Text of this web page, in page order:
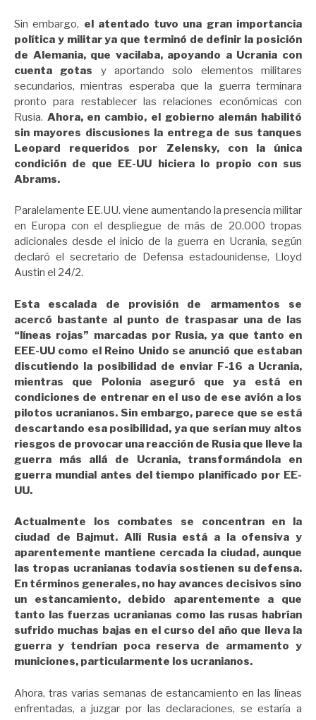
Sin embargo, el atentado tuvo una gran importancia
política y militar ya que terminó de definir la posición
de Alemania, que vacilaba, apoyando a Ucrania con
cuenta gotas y aportando solo elementos militares
secundarios, mientras esperaba que la guerra terminara
pronto para restablecer las relaciones económicas con
Rusia. Ahora, en cambio, el gobierno alemán habilitó
sin mayores discusiones la entrega de sus tanques
Leopard requeridos por Zelensky, con la única
condición de que EE-UU hiciera lo propio con sus
Abrams.
Paralelamente EE.UU. viene aumentando la presencia militar
en Europa con el despliegue de más de 20.000 tropas
adicionales desde el inicio de la guerra en Ucrania, según
declaró el secretario de Defensa estadounidense, Lloyd
Austin el 24/2.
Esta escalada de provisión de armamentos se
acercó bastante al punto de traspasar una de las
“líneas rojas” marcadas por Rusia, ya que tanto en
EEE-UU como el Reino Unido se anunció que estaban
discutiendo la posibilidad de enviar F-16 a Ucrania,
mientras que Polonia aseguró que ya está en
condiciones de entrenar en el uso de ese avión a los
pilotos ucranianos. Sin embargo, parece que se está
descartando esa posibilidad, ya que serían muy altos
riesgos de provocar una reacción de Rusia que lleve la
guerra más allá de Ucrania, transformándola en
guerra mundial antes del tiempo planificado por EE-
UU.
Actualmente los combates se concentran en la
ciudad de Bajmut. Allí Rusia está a la ofensiva y
aparentemente mantiene cercada la ciudad, aunque
las tropas ucranianas todavía sostienen su defensa.
En términos generales, no hay avances decisivos sino
un estancamiento, debido aparentemente a que
tanto las fuerzas ucranianas como las rusas habrían
sufrido muchas bajas en el curso del año que lleva la
guerra y tendrían poca reserva de armamento y
municiones, particularmente los ucranianos.
Ahora, tras varias semanas de estancamiento en las líneas
enfrentadas, a juzgar por las declaraciones, se estaría a